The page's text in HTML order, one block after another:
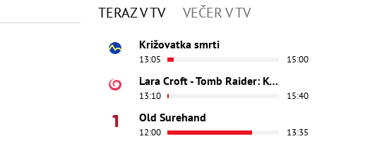
TERAZ V TV VEČER V TV
Križovatka smrti
13:05 15:00
Lara Croft - Tomb Raider: Kolíska života
13:10 15:40
Old Surehand
12:00 13:35